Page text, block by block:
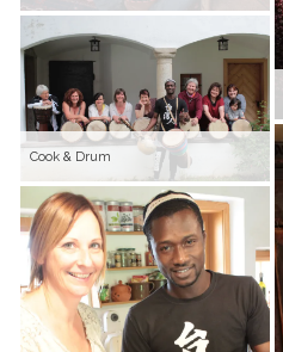
Cook & Drum